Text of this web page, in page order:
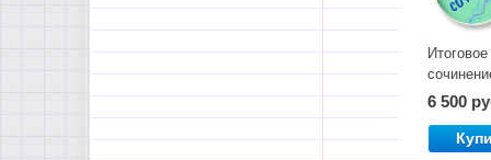
Итоговое
на
6 500